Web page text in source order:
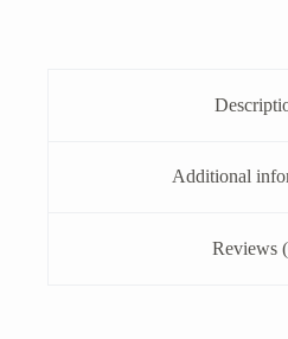
Additional
Reviews